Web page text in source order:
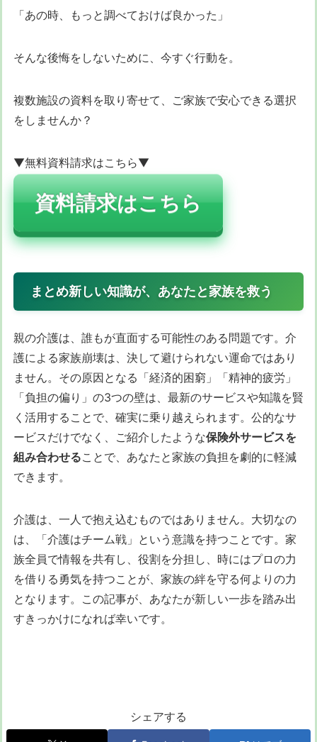
「あの時、もっと調べておけば良かった」
そんな後悔をしないために、今すぐ行動を。
複数施設の資料を取り寄せて、ご家族で安心できる選択
をしませんか？
▼無料資料請求はこちら▼
資料請求はこちら
まとめ新しい知識が、あなたと家族を救う
親の介護は、誰もが直面する可能性のある問題です。介
護による家族崩壊は、決して避けられない運命ではあり
ません。その原因となる「経済的困窮」「精神的疲労」
「負担の偏り」の3つの壁は、最新のサービスや知識を賢
く活用することで、確実に乗り越えられます。公的なサ
ービスだけでなく、ご紹介したような保険外サービスを
組み合わせることで、あなたと家族の負担を劇的に軽減
できます。
介護は、一人で抱え込むものではありません。大切なの
は、「介護はチーム戦」という意識を持つことです。家
族全員で情報を共有し、役割を分担し、時にはプロの力
を借りる勇気を持つことが、家族の絆を守る何よりの力
となります。この記事が、あなたが新しい一歩を踏み出
すきっかけになれば幸いです。
シェアする